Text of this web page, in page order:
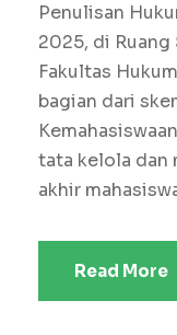
Penulisan
2025, di
Fakultas
bagian dari
tata kelola dan
akhir
Read More